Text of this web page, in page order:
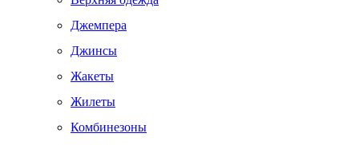
Джемпера
Джинсы
Жакеты
Жилеты
Комбинезоны